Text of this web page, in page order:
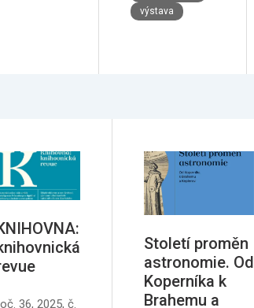
výstava
36, 2025, č.
Století proměn
astronomie. Od
Koperníka k
Brahemu a